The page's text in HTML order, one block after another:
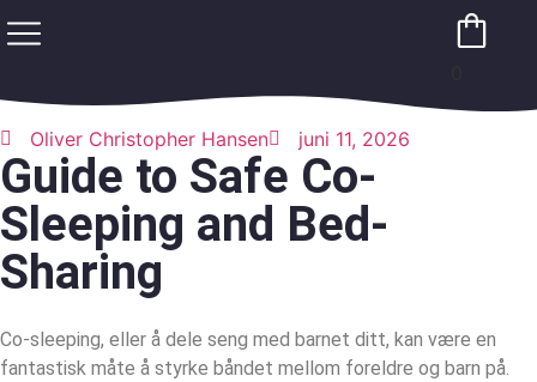
Oliver Christopher Hansen juni 11, 2026
Guide to Safe Co-
Sleeping and Bed-
Sharing
Co-sleeping, eller å dele seng med barnet ditt, kan være en
fantastisk måte å styrke båndet mellom foreldre og barn på.